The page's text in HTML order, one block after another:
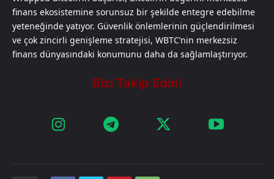
finans ekosistemine sorunsuz bir şekilde entegre edebilme
yeteneğinde yatıyor. Güvenlik önlemlerinin güçlendirilmesi
ve çok zincirli genişleme stratejisi, WBTC’nin merkezsiz
finans dünyasındaki konumunu daha da sağlamlaştırıyor.